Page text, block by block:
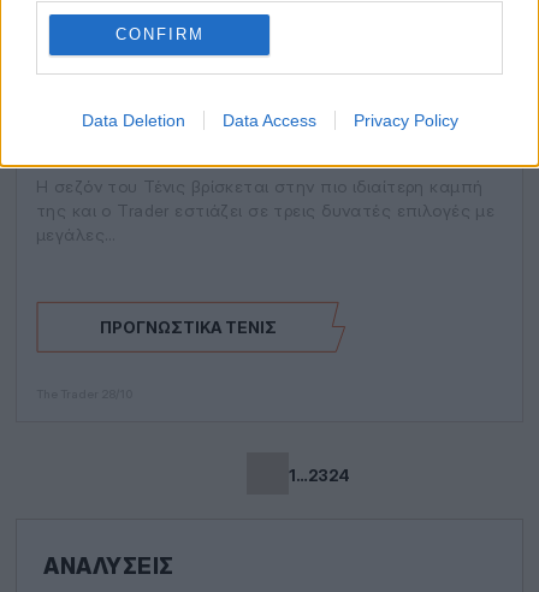
CONFIRM
Data Deletion Data Access Privacy Policy
H σεζόν του Τένις βρίσκεται στην πιο ιδιαίτερη καμπή
της και ο Trader εστιάζει σε τρεις δυνατές επιλογές με
μεγάλες…
ΠΡΟΓΝΩΣΤΙΚΆ ΤΈΝΙΣ
Previous
1…2324
ΑΝΑΛΎΣΕΙΣ